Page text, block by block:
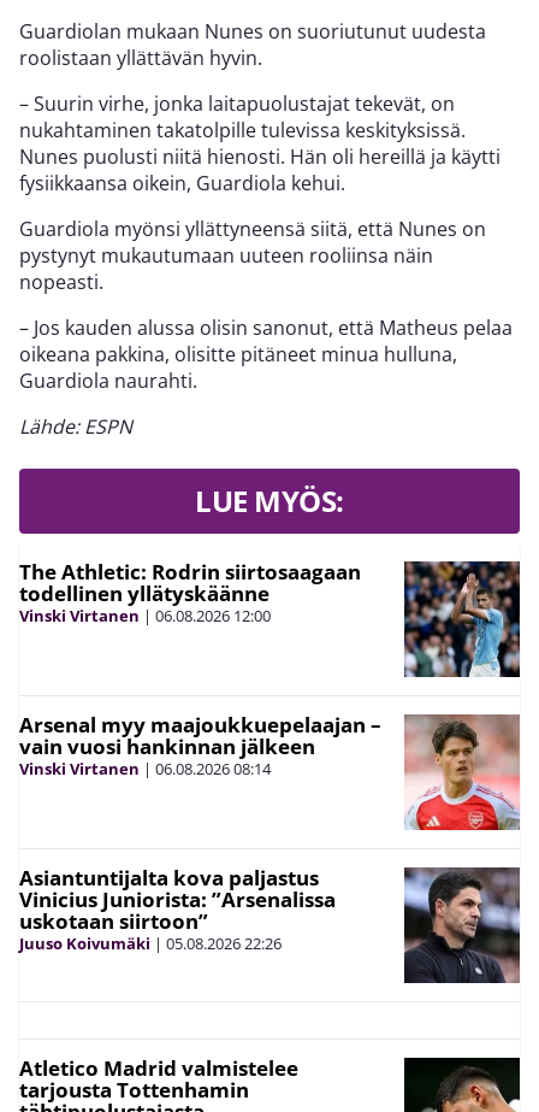
Guardiolan mukaan Nunes on suoriutunut uudesta
roolistaan yllättävän hyvin.
– Suurin virhe, jonka laitapuolustajat tekevät, on
nukahtaminen takatolpille tulevissa keskityksissä.
Nunes puolusti niitä hienosti. Hän oli hereillä ja käytti
fysiikkaansa oikein, Guardiola kehui.
Guardiola myönsi yllättyneensä siitä, että Nunes on
pystynyt mukautumaan uuteen rooliinsa näin
nopeasti.
– Jos kauden alussa olisin sanonut, että Matheus pelaa
oikeana pakkina, olisitte pitäneet minua hulluna,
Guardiola naurahti.
Lähde: ESPN
LUE MYÖS:
The Athletic: Rodrin siirtosaagaan
todellinen yllätyskäänne
Vinski Virtanen | 06.08.2026 12:00
Arsenal myy maajoukkuepelaajan –
vain vuosi hankinnan jälkeen
Vinski Virtanen | 06.08.202608:14
Asiantuntijalta kova paljastus
Vinicius Juniorista: ”Arsenalissa
uskotaan siirtoon”
Juuso Koivumäki | 05.08.202622:26
Atletico Madrid valmistelee
tarjousta Tottenhamin